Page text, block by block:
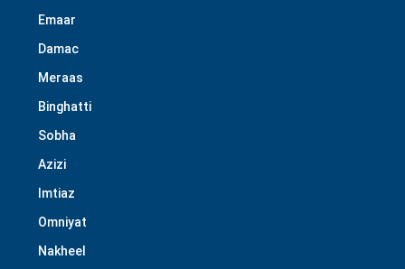
Emaar
Damac
Meraas
Binghatti
Sobha
Azizi
Imtiaz
Omniyat
Nakheel